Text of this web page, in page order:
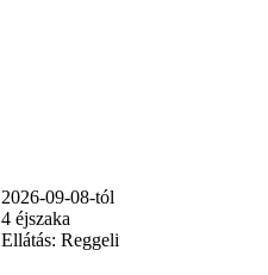
2026-09-08-tól
4 éjszaka
Ellátás: Reggeli